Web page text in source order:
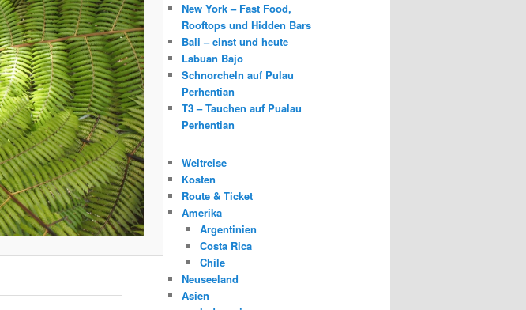
New York – Fast Food,
Rooftops und Hidden Bars
Bali – einst und heute
Labuan Bajo
Schnorcheln auf Pulau
Perhentian
T3 – Tauchen auf Pualau
Perhentian
Weltreise
Kosten
Route & Ticket
Amerika
Argentinien
Costa Rica
Chile
Neuseeland
Asien